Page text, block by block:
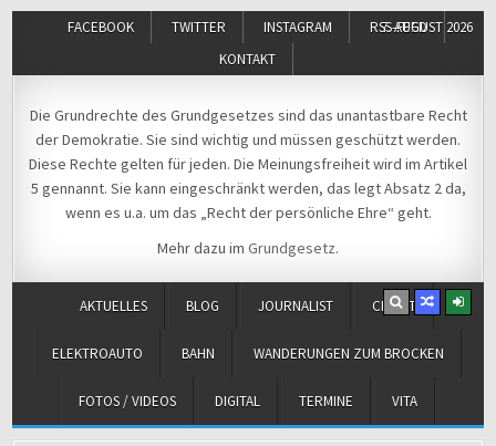
FACEBOOK TWITTER INSTAGRAM
RSS-FEED
KONTAKT
7. AUGUST 2026
Michael Voß
Die Grundrechte des Grundgesetzes sind das unantastbare Recht
der Demokratie. Sie sind wichtig und müssen geschützt werden.
Diese Rechte gelten für jeden. Die Meinungsfreiheit wird im Artikel
5 gennannt. Sie kann eingeschränkt werden, das legt Absatz 2 da,
wenn es u.a. um das „Recht der persönliche Ehre“ geht.
Mehr dazu im Grundgesetz.
AKTUELLES BLOG JOURNALIST CHRIST
ELEKTROAUTO BAHN WANDERUNGEN ZUM BROCKEN
FOTOS / VIDEOS DIGITAL TERMINE VITA